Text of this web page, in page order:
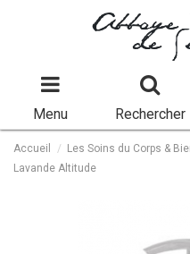
Abbaye
de
Menu Rechercher
Accueil Les Soins du Corps &
Lavande Altitude